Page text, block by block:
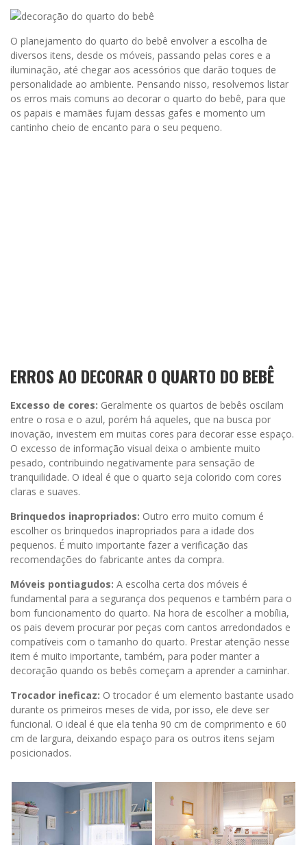
O planejamento do quarto do bebê envolver a escolha de
diversos itens, desde os móveis, passando pelas cores e a
iluminação, até chegar aos acessórios que darão toques de
personalidade ao ambiente. Pensando nisso, resolvemos listar
os erros mais comuns ao decorar o quarto do bebê, para que
os papais e mamães fujam dessas gafes e momento um
cantinho cheio de encanto para o seu pequeno.
ERROS AO DECORAR O QUARTO DO BEBÊ
Excesso de cores: Geralmente os quartos de bebês oscilam
entre o rosa e o azul, porém há aqueles, que na busca por
inovação, investem em muitas cores para decorar esse espaço.
O excesso de informação visual deixa o ambiente muito
pesado, contribuindo negativamente para sensação de
tranquilidade. O ideal é que o quarto seja colorido com cores
claras e suaves.
Brinquedos inapropriados: Outro erro muito comum é
escolher os brinquedos inapropriados para a idade dos
pequenos. É muito importante fazer a verificação das
recomendações do fabricante antes da compra.
Móveis pontiagudos: A escolha certa dos móveis é
fundamental para a segurança dos pequenos e também para o
bom funcionamento do quarto. Na hora de escolher a mobília,
os pais devem procurar por peças com cantos arredondados e
compatíveis com o tamanho do quarto. Prestar atenção nesse
item é muito importante, também, para poder manter a
decoração quando os bebês começam a aprender a caminhar.
Trocador ineficaz: O trocador é um elemento bastante usado
durante os primeiros meses de vida, por isso, ele deve ser
funcional. O ideal é que ela tenha 90 cm de comprimento e 60
cm de largura, deixando espaço para os outros itens sejam
posicionados.